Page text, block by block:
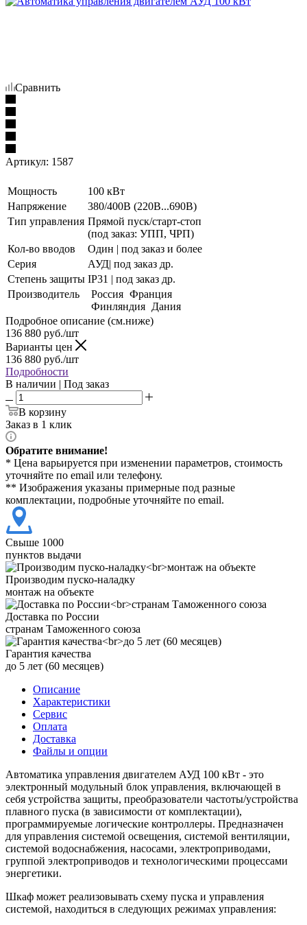
Сравнить
Артикул: 1587
Мощность
100 кВт
Напряжение
380/400В (220В...690В)
Тип управления Прямой пуск/старт-стоп
(под заказ: УПП, ЧРП)
Кол-во вводов
Один | под заказ и более
Серия
АУД| под заказ др.
Степень защиты IP31 | под заказ др.
Производитель
Россия Франция
Финляндия Дания
Подробное описание (см.ниже)
136 880 руб./шт
Варианты цен
136 880 руб./шт
Подробности
В наличии | Под заказ
В корзину
Заказ в 1 клик
Обратите внимание!
* Цена варьируется при изменении параметров, стоимость
уточняйте по email или телефону.
** Изображения указаны примерные под разные
комплектации, подробные уточняйте по email.
Свыше 1000
пунктов выдачи
Производим пуско-наладку
монтаж на объекте
Доставка по России
странам Таможенного союза
Гарантия качества
до 5 лет (60 месяцев)
Описание
Характеристики
Сервис
Оплата
Доставка
Файлы и опции
Автоматика управления двигателем АУД 100 кВт - это
электронный модульный блок управления, включающей в
себя устройства защиты, преобразователи частоты/устройства
плавного пуска (в зависимости от комплектации),
программируемые логические контроллеры. Предназначен
для управления системой освещения, системой вентиляции,
системой водоснабжения, насосами, электроприводами,
группой электроприводов и технологическими процессами
энергетики.
Шкаф может реализовывать схему пуска и управления
системой, находиться в следующих режимах управления: